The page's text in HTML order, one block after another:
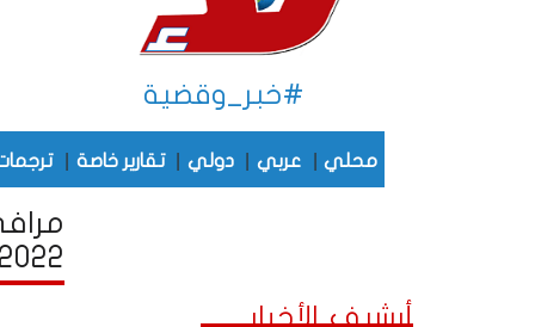
#خبر_وقضية
محلي عربي دولي تقارير خاصة
2022
أرشيف الأخبار